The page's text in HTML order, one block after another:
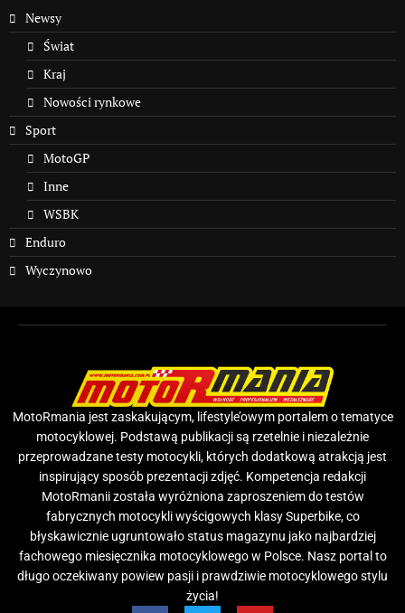
Newsy
Świat
Kraj
Nowości rynkowe
Sport
MotoGP
Inne
WSBK
Enduro
Wyczynowo
MotoRmania jest zaskakującym, lifestyle’owym portalem o tematyce
motocyklowej. Podstawą publikacji są rzetelnie i niezależnie
przeprowadzane testy motocykli, których dodatkową atrakcją jest
inspirujący sposób prezentacji zdjęć. Kompetencja redakcji
MotoRmanii została wyróżniona zaproszeniem do testów
fabrycznych motocykli wyścigowych klasy Superbike, co
błyskawicznie ugruntowało status magazynu jako najbardziej
fachowego miesięcznika motocyklowego w Polsce. Nasz portal to
długo oczekiwany powiew pasji i prawdziwie motocyklowego stylu
życia!